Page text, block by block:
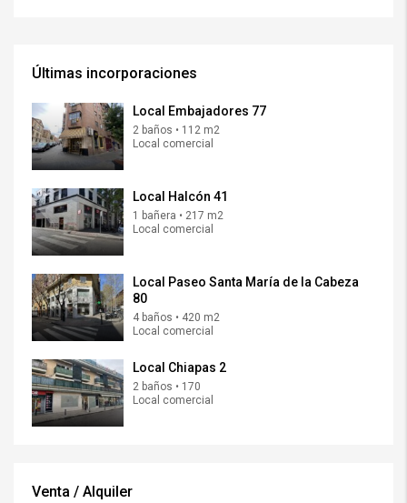
Últimas incorporaciones
Local Embajadores 77
2 baños • 112 m2
Local comercial
Local Halcón 41
1 bañera • 217 m2
Local comercial
Local Paseo Santa María de la Cabeza
80
4 baños • 420 m2
Local comercial
Local Chiapas 2
2 baños • 170
Local comercial
Venta / Alquiler